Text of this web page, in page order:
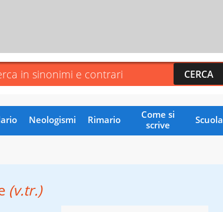
Neologismi Rimario
Come si
scrive
Scuola
(v.tr.)